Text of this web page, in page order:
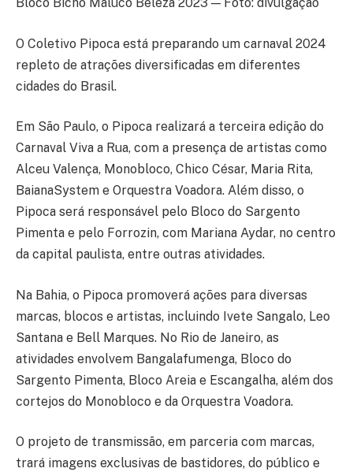
O Coletivo Pipoca está preparando um carnaval 2024
repleto de atrações diversificadas em diferentes
cidades do Brasil.
Em São Paulo, o Pipoca realizará a terceira edição do
Carnaval Viva a Rua, com a presença de artistas como
Alceu Valença, Monobloco, Chico César, Maria Rita,
BaianaSystem e Orquestra Voadora. Além disso, o
Pipoca será responsável pelo Bloco do Sargento
Pimenta e pelo Forrozin, com Mariana Aydar, no centro
da capital paulista, entre outras atividades.
Na Bahia, o Pipoca promoverá ações para diversas
marcas, blocos e artistas, incluindo Ivete Sangalo, Leo
Santana e Bell Marques. No Rio de Janeiro, as
atividades envolvem Bangalafumenga, Bloco do
Sargento Pimenta, Bloco Areia e Escangalha, além dos
cortejos do Monobloco e da Orquestra Voadora.
O projeto de transmissão, em parceria com marcas,
trará imagens exclusivas de bastidores, do público e